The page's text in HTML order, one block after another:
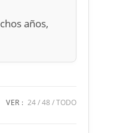
años,
VER : 24 48 TODO